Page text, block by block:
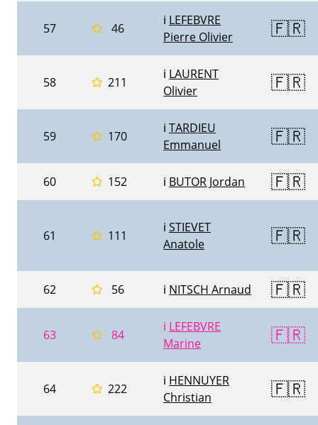
57 46
ℹ️ LEFEBVRE
Pierre Olivier
🇫🇷
58 211
ℹ️ LAURENT
Olivier
🇫🇷
59 170
ℹ️ TARDIEU
Emmanuel
🇫🇷
60 152 ℹ️ BUTOR Jordan 🇫🇷
61 111
ℹ️ STIEVET
Anatole
🇫🇷
62 56 ℹ️ NITSCH Arnaud 🇫🇷
63 84
ℹ️ LEFEBVRE
Marine
🇫🇷
64 222
ℹ️ HENNUYER
Christian
🇫🇷